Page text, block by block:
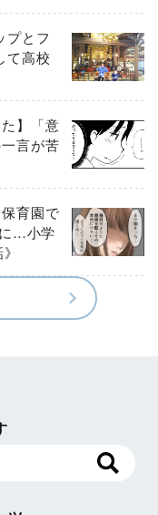
プとフ
て高校
】「意
言が苦
育園で
…小学